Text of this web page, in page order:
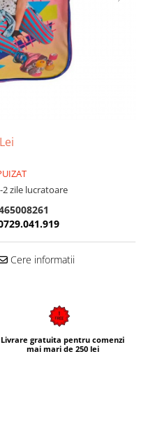
2 zile lucratoare
Cere informatii
Livrare gratuita pentru comenzi
mai mari de 250 lei